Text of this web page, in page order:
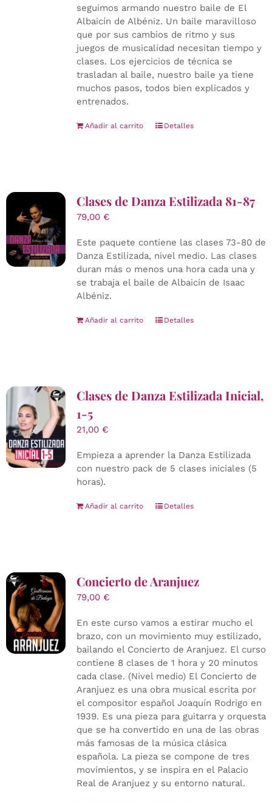
seguimos armando nuestro baile de El
Albaicín de Albéniz. Un baile maravilloso
que por sus cambios de ritmo y sus
juegos de musicalidad necesitan tiempo y
clases. Los ejercicios de técnica se
trasladan al baile, nuestro baile ya tiene
muchos pasos, todos bien explicados y
entrenados.
Añadir al carrito Detalles
Clases de Danza Estilizada 81-87
79,00 €
Este paquete contiene las clases 73-80 de
Danza Estilizada, nivel medio. Las clases
duran más o menos una hora cada una y
se trabaja el baile de Albaicín de Isaac
Albéniz.
Añadir al carrito Detalles
Clases de Danza Estilizada Inicial,
1-5
21,00 €
Empieza a aprender la Danza Estilizada
con nuestro pack de 5 clases iniciales (5
horas).
Añadir al carrito Detalles
Concierto de Aranjuez
79,00 €
En este curso vamos a estirar mucho el
brazo, con un movimiento muy estilizado,
bailando el Concierto de Aranjuez. El curso
contiene 8 clases de 1 hora y 20 minutos
cada clase. (Nivel medio) El Concierto de
Aranjuez es una obra musical escrita por
el compositor español Joaquín Rodrigo en
1939. Es una pieza para guitarra y orquesta
que se ha convertido en una de las obras
más famosas de la música clásica
española. La pieza se compone de tres
movimientos, y se inspira en el Palacio
Real de Aranjuez y su entorno natural.